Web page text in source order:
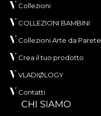
Collezioni
COLLEZIONI BAMBINI
Collezioni Arte da Parete
Crea il tuo prodotto
VLADIØLOGY
Contatti
CHI SIAMO